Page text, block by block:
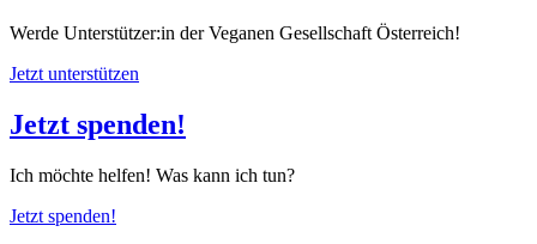
Werde Unterstützer:in der Veganen Gesellschaft Österreich!
Jetzt unterstützen
Jetzt spenden!
Ich möchte helfen! Was kann ich tun?
Jetzt spenden!